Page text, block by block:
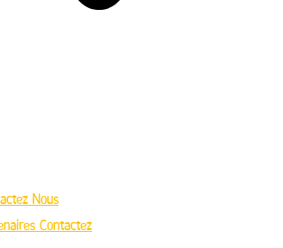
Nous
Contactez